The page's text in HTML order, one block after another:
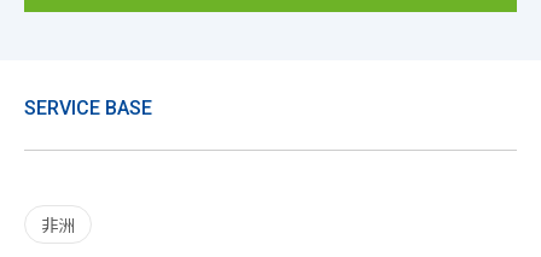
SERVICE BASE
非洲